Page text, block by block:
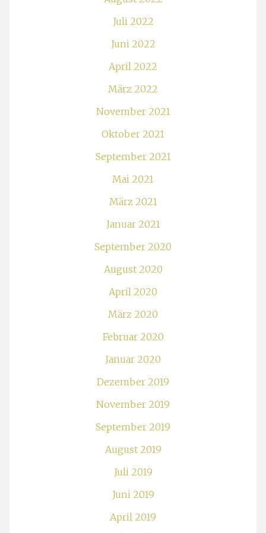
Juli 2022
Juni 2022
April 2022
März 2022
November 2021
Oktober 2021
September 2021
Mai 2021
März 2021
Januar 2021
September 2020
August 2020
April 2020
März 2020
Februar 2020
Januar 2020
Dezember 2019
November 2019
September 2019
August 2019
Juli 2019
Juni 2019
April 2019